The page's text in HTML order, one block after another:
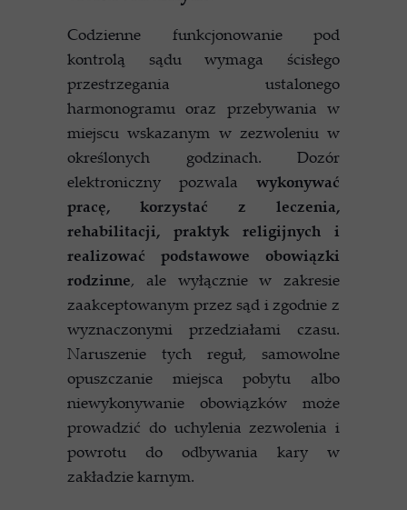
Codzienne funkcjonowanie pod
kontrolą sądu wymaga ścisłego
przestrzegania ustalonego
harmonogramu oraz przebywania w
miejscu wskazanym w zezwoleniu w
określonych godzinach. Dozór
elektroniczny pozwala wykonywać
pracę, korzystać z leczenia,
rehabilitacji, praktyk religijnych i
realizować podstawowe obowiązki
rodzinne, ale wyłącznie w zakresie
zaakceptowanym przez sąd i zgodnie z
wyznaczonymi przedziałami czasu.
Naruszenie tych reguł, samowolne
opuszczanie miejsca pobytu albo
niewykonywanie obowiązków może
prowadzić do uchylenia zezwolenia i
powrotu do odbywania kary w
zakładzie karnym.